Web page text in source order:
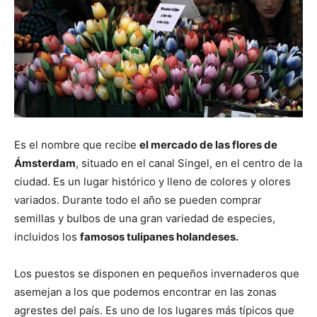
Es el nombre que recibe el mercado de las flores de
Ámsterdam, situado en el canal Singel, en el centro de la
ciudad. Es un lugar histórico y lleno de colores y olores
variados. Durante todo el año se pueden comprar
semillas y bulbos de una gran variedad de especies,
incluidos los famosos tulipanes holandeses.
Los puestos se disponen en pequeños invernaderos que
asemejan a los que podemos encontrar en las zonas
agrestes del país. Es uno de los lugares más típicos que